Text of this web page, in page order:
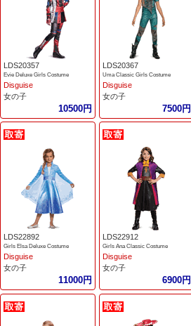
LDS20357
Evie Deluxe Girls Costume
Disguise
女の子
10500円
LDS20367
Uma Classic Girls Costume
Disguise
女の子
7500円
LDS22892
Girls Elsa Deluxe Costume
Disguise
女の子
11000円
LDS22912
Girls Ana Classic Costume
Disguise
女の子
6900円